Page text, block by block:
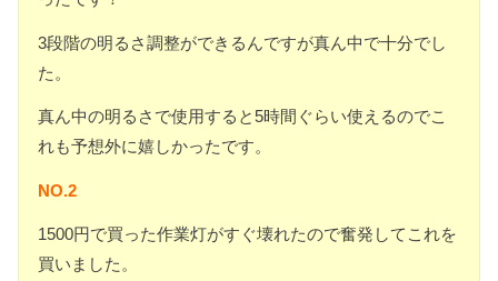
3段階の明るさ調整ができるんですが真ん中で十分でし
た。
真ん中の明るさで使用すると5時間ぐらい使えるのでこ
れも予想外に嬉しかったです。
NO.2
1500円で買った作業灯がすぐ壊れたので奮発してこれを
買いました。